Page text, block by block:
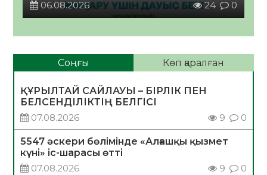
06.08.2026 24 0
Соңғы Көп қаралған
ҚҰРЫЛТАЙ САЙЛАУЫ – БІРЛІК ПЕН
БЕЛСЕНДІЛІКТІҢ БЕЛГІСІ
07.08.2026
9 0
5547 әскери бөлімінде «Алғашқы қызмет
күні» іс-шарасы өтті
07.08.2026
9 0